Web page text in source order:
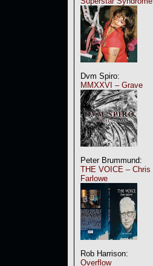
Dvm Spiro:
MMXXVI – Grave
Peter Brummund:
THE VOICE – Chris
Farlowe
Rob Harrison:
Overflow